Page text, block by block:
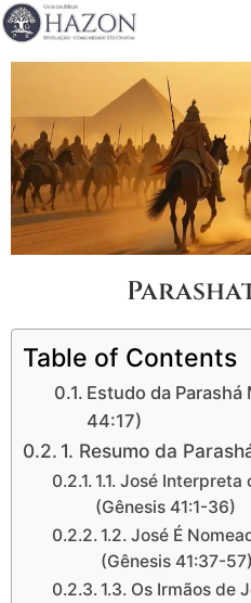
Table of Contents
Estudo da Parashá
44:17)
1. Resumo da
1.1. José Interpreta
(Gênesis 41:1-36)
1.2. José É
(Gênesis 41:37-57)
1.3. Os Irmãos de